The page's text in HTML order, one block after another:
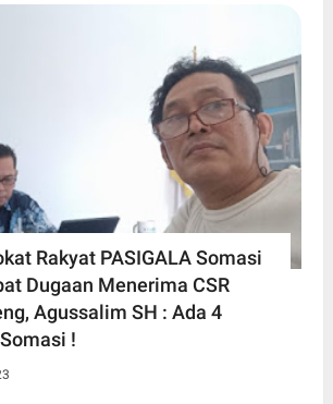
Rakyat PASIGALA Somasi
Dugaan Menerima CSR
Agussalim SH : Ada 4
!